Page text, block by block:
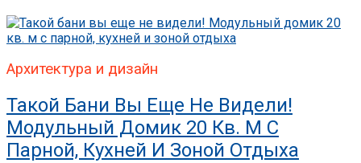
Архитектура и дизайн
Такой Бани Вы Еще Не Видели!
Модульный Домик 20 Кв. М С
Парной, Кухней И Зоной Отдыха